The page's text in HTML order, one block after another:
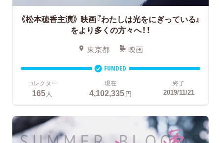
《松本穂香主演》 映画『わたしは光をにぎっている』
をより多くの方々へ！！
東京都 映画
FUNDED
コレクター
165 人
現在
4,102,335円
終了
2019/11/21